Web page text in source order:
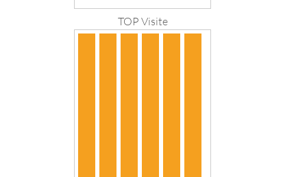
TOP Visite